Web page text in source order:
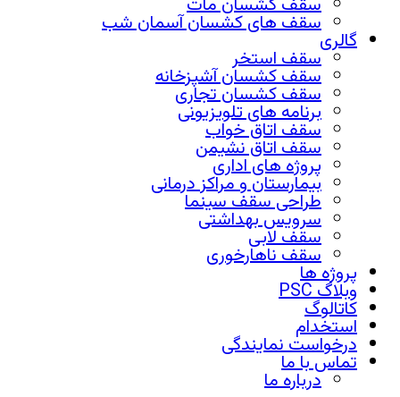
سقف های کشسان آسمان شب
گالری
سقف استخر
سقف کشسان آشپزخانه
سقف کشسان تجاری
برنامه های تلویزیونی
سقف اتاق خواب
سقف اتاق نشیمن
پروژه های اداری
بیمارستان و مراکز درمانی
طراحی سقف سینما
سرویس بهداشتی
سقف لابی
سقف ناهارخوری
پروژه ها
وبلاگ PSC
کاتالوگ
استخدام
درخواست نمایندگی
تماس با ما
درباره ما